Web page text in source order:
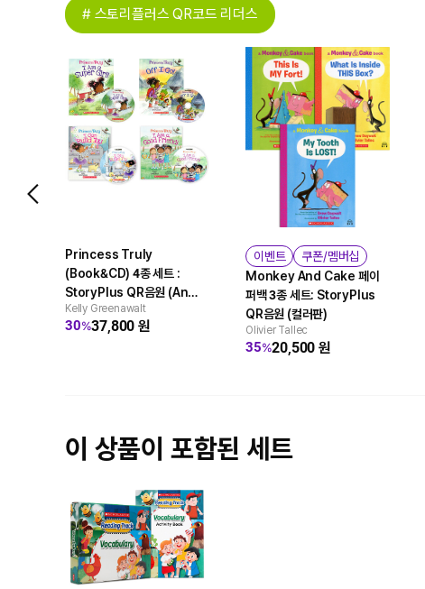
# 스토리플러스 QR코드 리더스
Princess Truly
(Book&CD) 4종 세트 :
StoryPlus QR음원 (An
Acorn Book)
Kelly Greenawalt
30%37,800원
이벤트
쿠폰/멤버십
Monkey And Cake 페이
퍼백 3종 세트: StoryPlus
QR음원 (컬러판)
Olivier Tallec
35%20,500원
이 상품이 포함된 세트